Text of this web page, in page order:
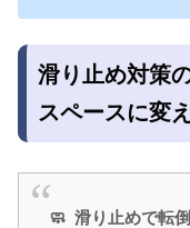
滑り止め対策
スペースに変
🧼 滑り止めで転